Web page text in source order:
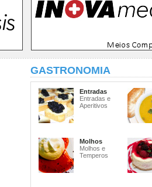
GASTRONOMIA
Entradas
Entradas e
Aperitivos
Molhos
Molhos e
Temperos